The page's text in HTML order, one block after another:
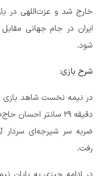
خارج شد و عزت‌اللهی در
ایران در جام جهانی مقابل
شود.
شرح بازی:
در نیمه نخست شاهد بازی
دقیقه ۲۹ سانتر
ضربه سر شیرجه‌ای سردار
رفت.